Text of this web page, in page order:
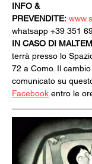
INFO &
PREVENDITE:
whatsapp +39 351
IN CASO DI
terrà presso lo
72 a Como. Il
comunicato su
Facebook entro le